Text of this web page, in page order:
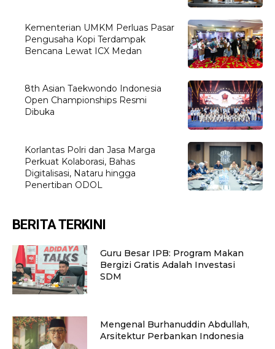
Kementerian UMKM Perluas Pasar
Pengusaha Kopi Terdampak
Bencana Lewat ICX Medan
8th Asian Taekwondo Indonesia
Open Championships Resmi
Dibuka
Korlantas Polri dan Jasa Marga
Perkuat Kolaborasi, Bahas
Digitalisasi, Nataru hingga
Penertiban ODOL
BERITA TERKINI
Guru Besar IPB: Program Makan
Bergizi Gratis Adalah Investasi
SDM
Mengenal Burhanuddin Abdullah,
Arsitektur Perbankan Indonesia